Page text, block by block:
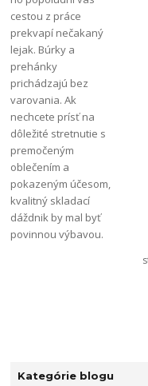
Kategórie blogu
cestou z práce
prekvapí nečakaný
lejak. Búrky a
prehánky
prichádzajú bez
varovania. Ak
nechcete prísť na
dôležité stretnutie s
premočeným
oblečením a
pokazeným účesom,
kvalitný skladací
dáždnik by mal byť
povinnou výbavou.